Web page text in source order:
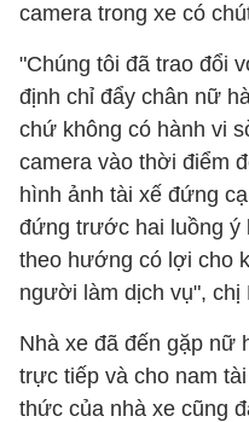
camera trong xe có
"Chúng tôi đã trao đổi
định chỉ đẩy chân nữ
chứ không có hành vi
camera vào thời điểm
hình ảnh tài xế đứng
đứng trước hai luồng ý
theo hướng có lợi cho
người làm dịch vụ", chị
Nhà xe đã đến gặp nữ
trực tiếp và cho nam
thức của nhà xe cũng